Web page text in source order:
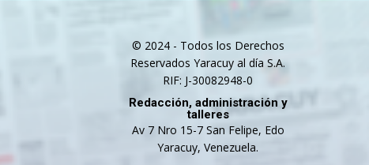
© 2024 - Todos los Derechos
Reservados Yaracuy al día S.A.
RIF: J-30082948-0
Redacción, administración y
talleres
Av 7 Nro 15-7 San Felipe, Edo
Yaracuy, Venezuela.